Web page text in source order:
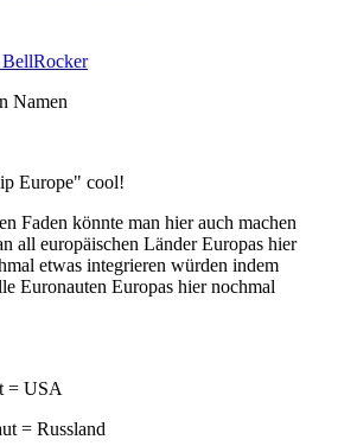
Namen
Europe" cool!
Faden könnte man hier auch machen
all europäischen Länder Europas hier
etwas integrieren würden indem
Euronauten Europas hier nochmal
= USA
= Russland